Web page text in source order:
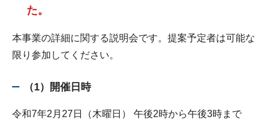
た。
本事業の詳細に関する説明会です。提案予定者は可能な
限り参加してください。
（1）開催日時
令和7年2月27日（木曜日） 午後2時から午後3時まで